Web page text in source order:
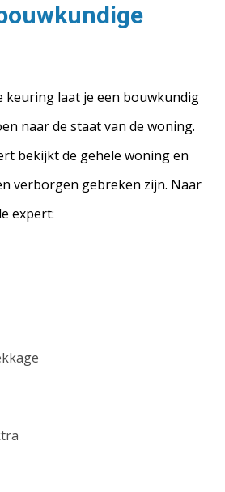
keuring laat je een bouwkundig
naar de staat van de woning.
bekijkt de gehele woning en
verborgen gebreken zijn. Naar
expert: